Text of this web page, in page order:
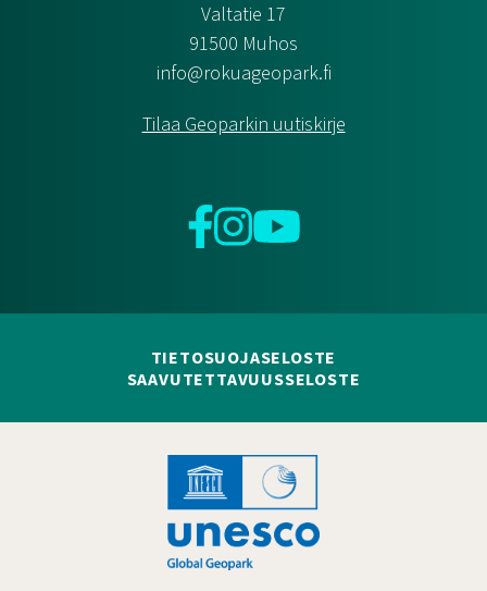
Valtatie 17
91500 Muhos
info@rokuageopark.fi
Tilaa Geoparkin uutiskirje
Facebook
InstagramYouTube
TIETOSUOJASELOSTE
SAAVUTETTAVUUSSELOSTE
Hankelogo